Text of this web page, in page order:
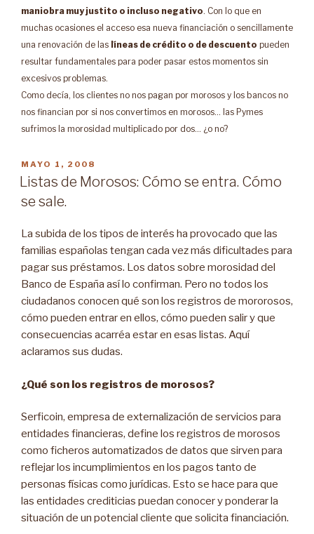
maniobra muy justito o incluso negativo. Con lo que en
muchas ocasiones el acceso esa nueva financiación o sencillamente
una renovación de las líneas de crédito o de descuento pueden
resultar fundamentales para poder pasar estos momentos sin
excesivos problemas.
Como decía, los clientes no nos pagan por morosos y los bancos no
nos financian por si nos convertimos en morosos… las Pymes
sufrimos la morosidad multiplicado por dos… ¿o no?
PUBLICADO
EN
MAYO 1, 2008
Listas de Morosos: Cómo se entra. Cómo
se sale.
La subida de los tipos de interés ha provocado que las
familias españolas tengan cada vez más dificultades para
pagar sus préstamos. Los datos sobre morosidad del
Banco de España así lo confirman. Pero no todos los
ciudadanos conocen qué son los registros de mororosos,
cómo pueden entrar en ellos, cómo pueden salir y que
consecuencias acarréa estar en esas listas. Aquí
aclaramos sus dudas.
¿Qué son los registros de morosos?
Serficoin, empresa de externalización de servicios para
entidades financieras, define los registros de morosos
como ficheros automatizados de datos que sirven para
reflejar los incumplimientos en los pagos tanto de
personas físicas como jurídicas. Esto se hace para que
las entidades crediticias puedan conocer y ponderar la
situación de un potencial cliente que solicita financiación.